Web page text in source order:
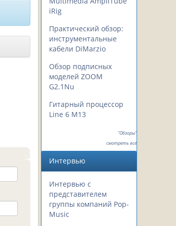
iRig
Практический обзор:
инструментальные
кабели DiMarzio
Обзор подписных
моделей ZOOM
G2.1Nu
Гитарный процессор
Line 6 M13
"Обзоры"
смотреть все
Интервью
Интервью с
представителем
группы компаний Pop-
Music